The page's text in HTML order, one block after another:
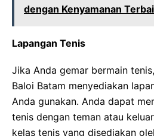
dengan Kenyamanan
Lapangan Tenis
Jika Anda gemar bermain
Baloi Batam menyediakan
Anda gunakan. Anda dapat
tenis dengan teman atau
kelas tenis yang disediakan